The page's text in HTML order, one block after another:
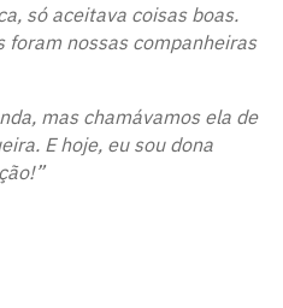
só aceitava coisas boas.
foram nossas companheiras
mas chamávamos ela de
E hoje, eu sou dona